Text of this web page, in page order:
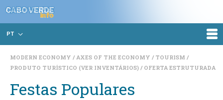
PT
MODERN ECONOMY AXES OF THE ECONOMY
TOURISM
PRODUTO TURÍSTICO (VER INVENTÁRIOS)
OFERTA ESTRUTURADA
Festas Populares